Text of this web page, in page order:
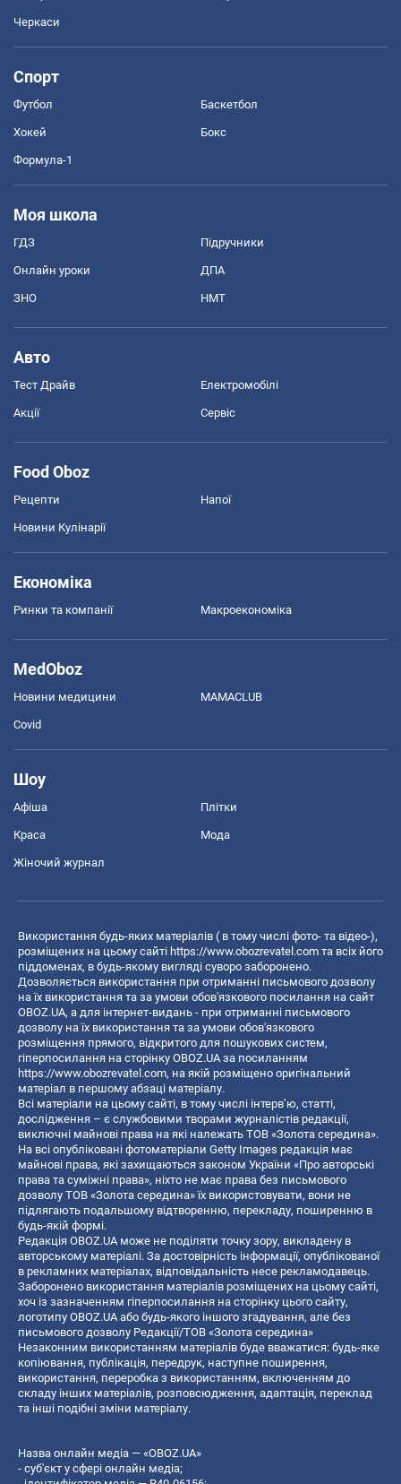
Черкаси
Спорт
Футбол Баскетбол
Хокей Бокс
Формула-1
Моя школа
ГДЗ Підручники
Онлайн уроки ДПА
ЗНО НМТ
Авто
Тест Драйв Електромобілі
Акції Сервіс
Food Oboz
Рецепти Напої
Новини Кулінарії
Економіка
Ринки та компанії Макроекономіка
MedOboz
Новини медицини MAMACLUB
Covid
Шоу
Афіша Плітки
Краса Мода
Жіночий журнал
Використання будь-яких матеріалів ( в тому числі фото- та відео-),
розміщених на цьому сайті https://www.obozrevatel.com та всіх його
піддоменах, в будь-якому вигляді суворо заборонено.
Дозволяється використання при отриманні письмового дозволу
на їх використання та за умови обов'язкового посилання на сайт
OBOZ.UA, а для інтернет-видань - при отриманні письмового
дозволу на їх використання та за умови обов'язкового
розміщення прямого, відкритого для пошукових систем,
гіперпосилання на сторінку OBOZ.UA за посиланням
https://www.obozrevatel.com, на якій розміщено оригінальний
матеріал в першому абзаці матеріалу.
Всі матеріали на цьому сайті, в тому числі інтерв’ю, статті,
дослідження – є службовими творами журналістів редакції,
виключні майнові права на які належать ТОВ «Золота середина».
На всі опубліковані фотоматеріали Getty Images редакція має
майнові права, які захищаються законом України «Про авторські
права та суміжні права», ніхто не має права без письмового
дозволу ТОВ «Золота середина» їх використовувати, вони не
підлягають подальшому відтворенню, перекладу, поширенню в
будь-якій формі.
Редакція OBOZ.UA може не поділяти точку зору, викладену в
авторському матеріалі. За достовірність інформації, опублікованої
в рекламних матеріалах, відповідальність несе рекламодавець.
Заборонено використання матеріалів розміщених на цьому сайті,
хоч із зазначенням гіперпосилання на сторінку цього сайту,
логотипу OBOZ.UA або будь-якого іншого згадування, але без
письмового дозволу Редакції/ТОВ «Золота середина»
Незаконним використанням матеріалів буде вважатися: будь-яке
копiювання, публiкацiя, передрук, наступне поширення,
використання, переробка з використанням, включенням до
складу інших матеріалів, розповсюдження, адаптація, переклад
та інші подібні зміни матеріалу.
Назва онлайн медіа — «OBOZ.UA»
- суб'єкт у сфері онлайн медіа;